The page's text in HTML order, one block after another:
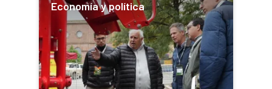
Economía y política